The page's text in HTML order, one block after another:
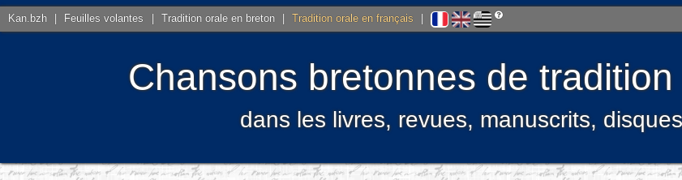
Kan.bzh Feuilles volantes Tradition orale en breton Tradition orale en français
Chansons bretonnes de
dans les livres, revues, manuscrits,